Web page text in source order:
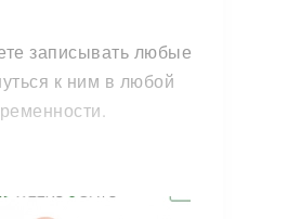
записывать любые
к ним в любой